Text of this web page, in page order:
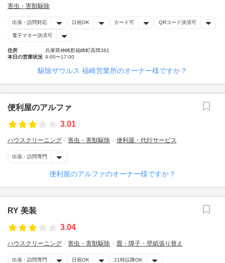
害虫・害獣駆除
出張・訪問対応 日祝OK カード可 QRコード決済可
電子マネー決済可
住所
兵庫県神崎郡福崎町高岡381
本日の営業状況 9:00〜17:00
駆除ザウルス 福崎営業所のオーナー様ですか？
便利屋のアルファ
3.01
ハウスクリーニング 害虫・害獣駆除 便利屋・代行サービス
出張・訪問専門
便利屋のアルファのオーナー様ですか？
RY 美装
3.04
ハウスクリーニング 害虫・害獣駆除 畳・障子・壁紙張り替え
出張・訪問専門 日祝OK 21時以降OK